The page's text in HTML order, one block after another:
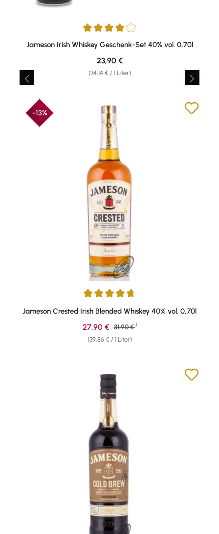
Durchschnittliche Bewertung von 4 von 5 Sternen
Jameson Irish Whiskey Geschenk-Set 40% vol. 0,70l
(34,14 € / 1 Liter)
Regulärer Preis:
23,90 €
-13%
Durchschnittliche Bewertung von 4.81 von 5 Sternen
Jameson Crested Irish Blended Whiskey 40% vol. 0,70l
(39,86 € / 1 Liter)
Verkaufspreis:
27,90 € Regulärer Preis:
31,90 € 1